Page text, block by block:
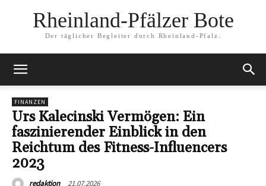
Rheinland-Pfälzer Bote
Der täglicher Begleiter durch Rheinland-Pfalz.
FINANZEN
Urs Kalecinski Vermögen: Ein
faszinierender Einblick in den
Reichtum des Fitness-Influencers
2023
redaktion 21.07.2026